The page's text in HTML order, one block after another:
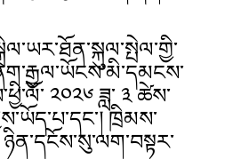
༢༠༢༦ ཟླ་ ༣ ཚེས་
ཁྲིམས་